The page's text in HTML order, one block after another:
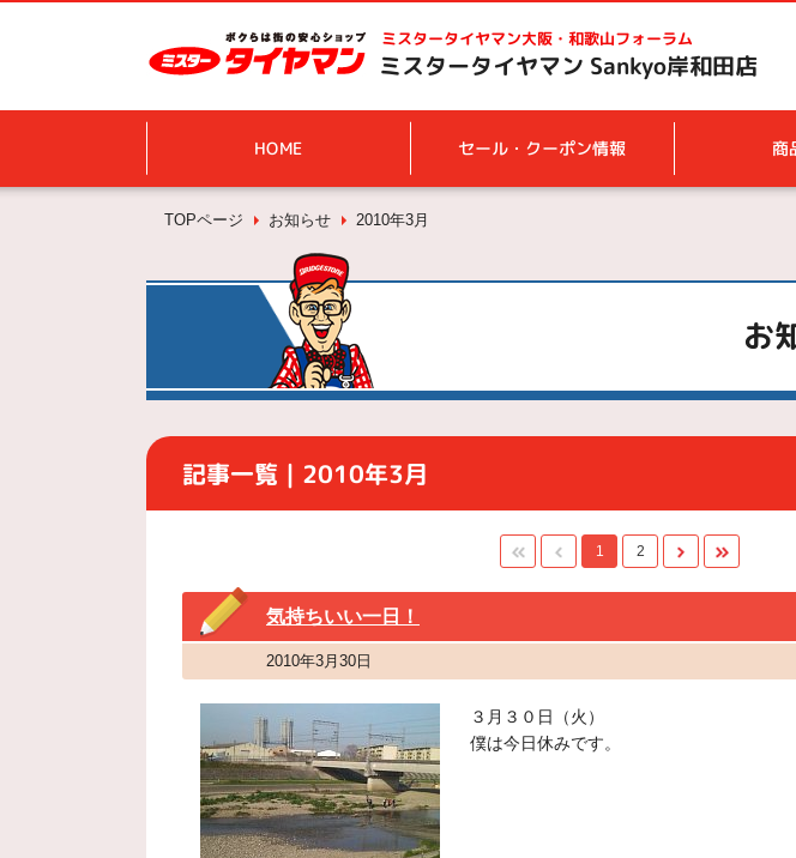
ミスタータイヤマン大阪・和歌山フォーラム
ミスタータイヤマン Sankyo岸和田店
HOME セール・クーポン情報 商
TOPページ お知らせ 2010年3月
お
記事一覧｜2010年3月
1 2
気持ちいい一日！
2010年3月30日
３月３０日（火）
僕は今日休みです。